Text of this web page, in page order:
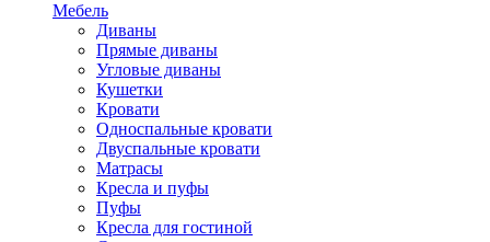
Мебель
Диваны
Прямые диваны
Угловые диваны
Кушетки
Кровати
Односпальные кровати
Двуспальные кровати
Матрасы
Кресла и пуфы
Пуфы
Кресла для гостиной